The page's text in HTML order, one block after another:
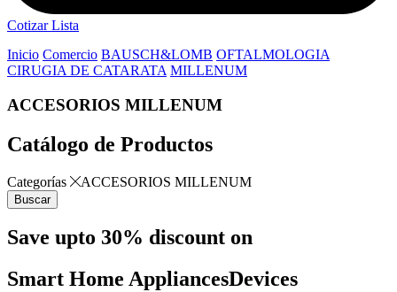
Cotizar Lista
Inicio Comercio BAUSCH&LOMB OFTALMOLOGIA
CIRUGIA DE CATARATA MILLENUM
ACCESORIOS MILLENUM
Catálogo de Productos
Categorías ACCESORIOS MILLENUM
Buscar
Save upto 30% discount on
Smart Home AppliancesDevices